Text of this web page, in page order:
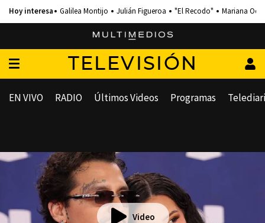
Galilea Montijo Julián Figueroa "El Recodo" Mariana
TELEVISIÓN
EN VIVO RADIO Últimos Videos Programas
Video